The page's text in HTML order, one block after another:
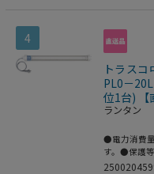
4
トラスコ
PL0－
位1台) 【
ランタン
●電力消費
す。●保護
場での使用